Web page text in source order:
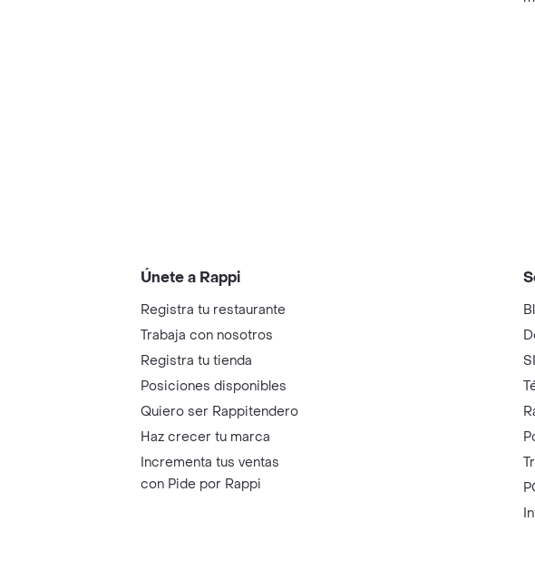
Únete a Rappi
Registra tu restaurante
Trabaja con nosotros
Registra tu tienda
Posiciones disponibles
Quiero ser Rappitendero
Haz crecer tu marca
Incrementa tus ventas
con Pide por Rappi